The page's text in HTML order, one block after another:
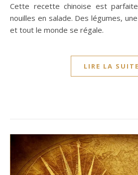
Cette recette chinoise est parfaite pour la saison, des
nouilles en salade. Des légumes,
et tout le monde se régale.
LIRE LA SUITE